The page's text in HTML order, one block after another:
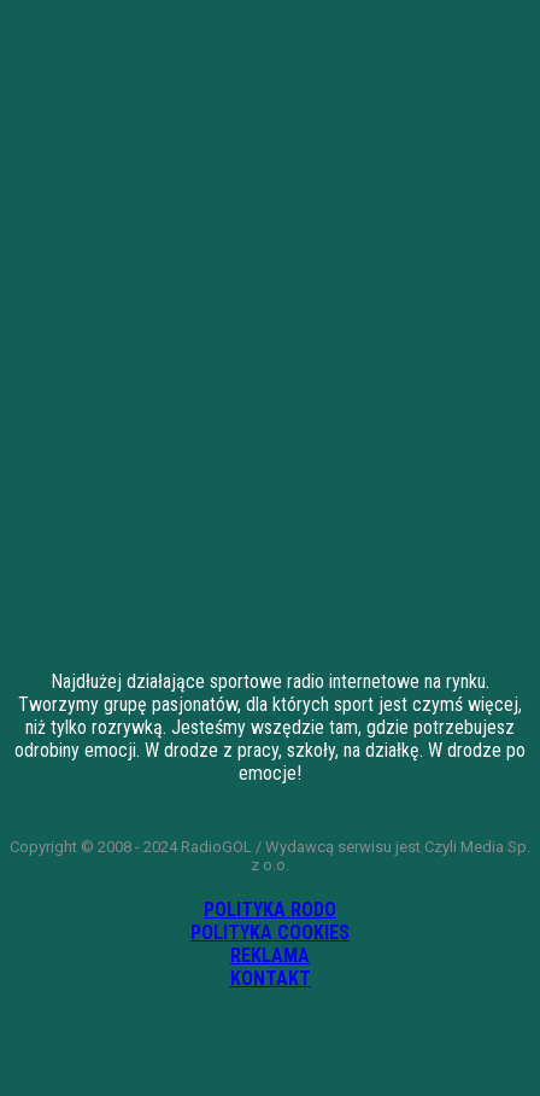
Najdłużej działające sportowe radio internetowe na rynku.
Tworzymy grupę pasjonatów, dla których sport jest czymś więcej,
niż tylko rozrywką. Jesteśmy wszędzie tam, gdzie potrzebujesz
odrobiny emocji. W drodze z pracy, szkoły, na działkę. W drodze po
emocje!
Copyright © 2008 - 2024 RadioGOL / Wydawcą serwisu jest Czyli Media Sp.
z o.o.
POLITYKA RODO
POLITYKA COOKIES
REKLAMA
KONTAKT